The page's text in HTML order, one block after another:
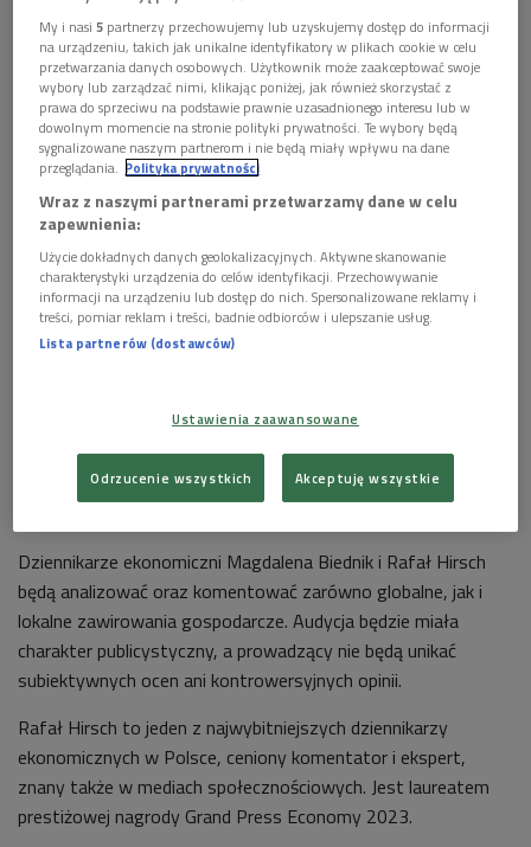
29 stycznia w Polskim Radiu 24 rusza nowa audycja i
podcast "Wszystkie Pieniądze Świata". Magdalena
Biednik i Rafał Hirsch – autorzy cyklu – wraz ze
swoimi gośćmi będą analizować najważniejsze
wydarzenia gospodarcze. Program będzie
emitowany w każdą środę o godz. 21.06.
Dziennikarze ekonomiczni Magdalena Biednik i Rafał Hirsch
będą analizować oraz komentować zarówno globalne, jak i
lokalne zawirowania gospodarcze. Audycja będzie miała
charakter publicystyczny, a prowadzący nie będą unikać
subiektywnych ocen ani kontrowersyjnych opinii.
Rafał Hirsch to jeden z najwybitniejszych dziennikarzy
ekonomicznych w Polsce, ceniony komentator i ekspert,
znany także w mediach społecznościowych. Jest laureatem
prestiżowej nagrody Grand Press Economy 2023.
My i nasi5 partnerzy przechowujemy lub uzyskujemy dostęp do informacji
na urządzeniu, takich jak unikalne identyfikatory w plikach cookie w celu
przetwarzania danych osobowych. Użytkownik może zaakceptować swoje
wybory lub zarządzać nimi, klikając poniżej, jak również skorzystać z
prawa do sprzeciwu na podstawie prawnie uzasadnionego interesu lub w
dowolnym momencie na stronie polityki prywatności. Te wybory będą
sygnalizowane naszym partnerom i nie będą miały wpływu na dane
przeglądania. Polityka prywatności
Wraz z naszymi partnerami przetwarzamy dane w celu
zapewnienia:
Użycie dokładnych danych geolokalizacyjnych. Aktywne skanowanie
charakterystyki urządzenia do celów identyfikacji. Przechowywanie
informacji na urządzeniu lub dostęp do nich. Spersonalizowane reklamy i
treści, pomiar reklam i treści, badnie odbiorców i ulepszanie usług.
Lista partnerów (dostawców)
Ustawienia zaawansowane
Odrzucenie wszystkich Akceptuję wszystkie